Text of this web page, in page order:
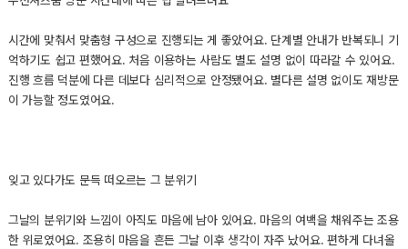
시간에 맞춰서 맞춤형 구성으로 진행되는 게 좋았어요. 단계별 안내가 반복되니 기
억하기도 쉽고 편했어요. 처음 이용하는 사람도 별도 설명 없이 따라갈 수 있어요.
진행 흐름 덕분에 다른 데보다 심리적으로 안정됐어요. 별다른 설명 없이도 재방문
이 가능할 정도였어요.
잊고 있다가도 문득 떠오르는 그 분위기
그날의 분위기와 느낌이 아직도 마음에 남아 있어요. 마음의 여백을 채워주는 조용
한 위로였어요. 조용히 마음을 흔든 그날 이후 생각이 자주 났어요. 편하게 다녀올